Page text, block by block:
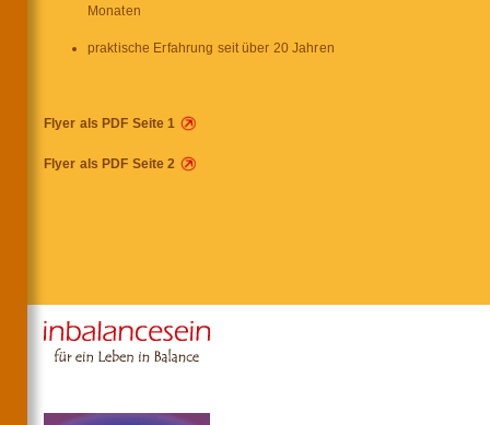
Monaten
praktische Erfahrung seit über 20 Jahren
Flyer als PDF Seite 1
Flyer als PDF Seite 2